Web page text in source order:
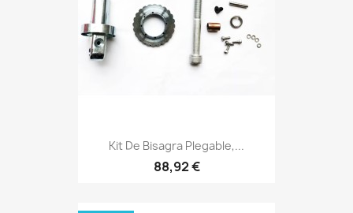
Kit De Bisagra Plegable,...
88,92 €